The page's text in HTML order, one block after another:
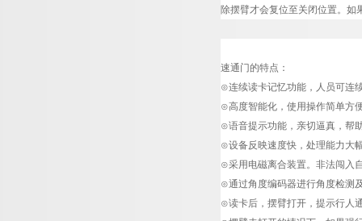
除摆臂才会复位至关闭位置。如
速通门的特点：
⊙连续读卡记忆功能，人员可连
⊙高度智能化，使用操作简单方
⊙语音提示功能，亲切逼真，帮
⊙设备反映速度快，处理能力大
⊙采用电磁离合装置。非法闯入
⊙通过角度编码器进行角度检测
⊙读卡后，摆臂打开，提示行人